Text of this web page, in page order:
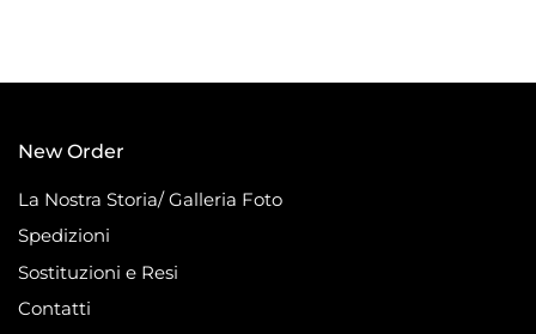
New Order
La Nostra Storia/ Galleria Foto
Spedizioni
Sostituzioni e Resi
Contatti